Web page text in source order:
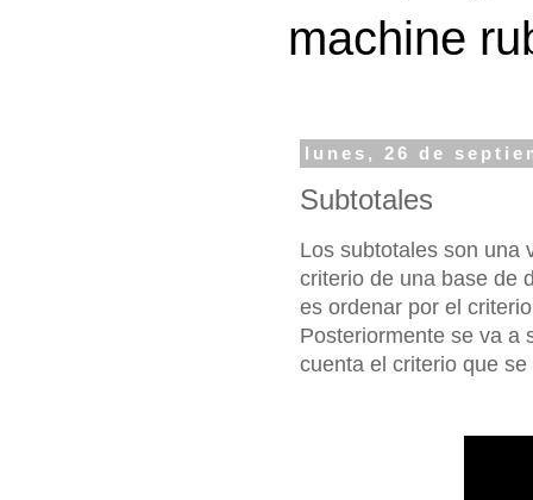
machine
lunes, 26 de
Subtotales
Los subtotales son una
criterio de una base de
es ordenar por el
Posteriormente se va a
cuenta el criterio que